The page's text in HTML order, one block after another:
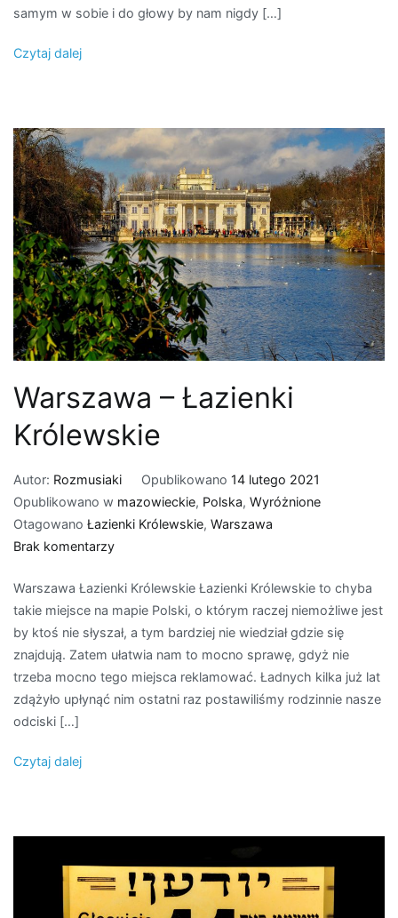
samym w sobie i do głowy by nam nigdy […]
Czytaj dalej
Warszawa – Łazienki
Królewskie
Autor: Rozmusiaki Opublikowano 14 lutego 2021
Opublikowano w mazowieckie, Polska, Wyróżnione
Otagowano Łazienki Królewskie, Warszawa
Brak komentarzydo
–
Łazienki
Królewskie
Warszawa Łazienki Królewskie Łazienki Królewskie to chyba
takie miejsce na mapie Polski, o którym raczej niemożliwe jest
by ktoś nie słyszał, a tym bardziej nie wiedział gdzie się
znajdują. Zatem ułatwia nam to mocno sprawę, gdyż nie
trzeba mocno tego miejsca reklamować. Ładnych kilka już lat
zdążyło upłynąć nim ostatni raz postawiliśmy rodzinnie nasze
odciski […]
Czytaj dalej